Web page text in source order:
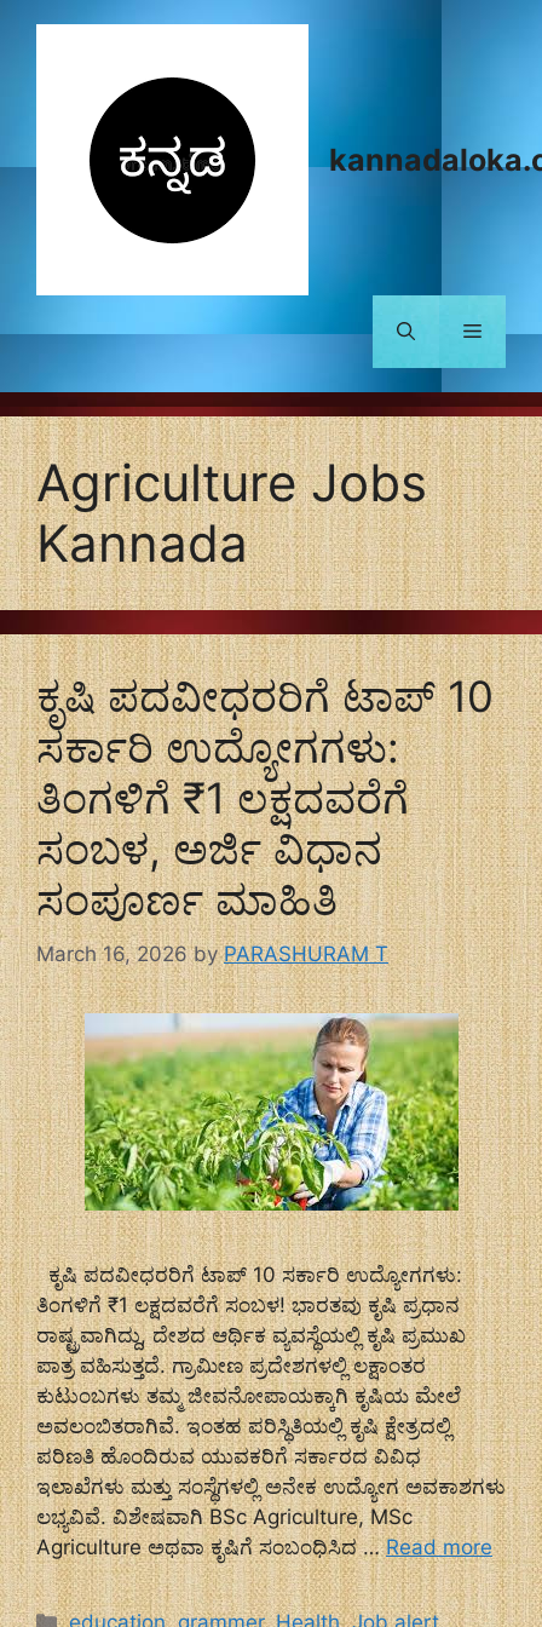
Menu
Agriculture Jobs
Kannada
ಕೃಷಿ ಪದವೀಧರರಿಗೆ ಟಾಪ್ 10
ಸರ್ಕಾರಿ ಉದ್ಯೋಗಗಳು:
ತಿಂಗಳಿಗೆ ₹1 ಲಕ್ಷದವರೆಗೆ
ಸಂಬಳ, ಅರ್ಜಿ ವಿಧಾನ
ಸಂಪೂರ್ಣ ಮಾಹಿತಿ
March 16, 2026 byPARASHURAM T
ಕೃಷಿ ಪದವೀಧರರಿಗೆ ಟಾಪ್ 10 ಸರ್ಕಾರಿ ಉದ್ಯೋಗಗಳು:
ತಿಂಗಳಿಗೆ ₹1 ಲಕ್ಷದವರೆಗೆ ಸಂಬಳ! ಭಾರತವು ಕೃಷಿ ಪ್ರಧಾನ
ರಾಷ್ಟ್ರವಾಗಿದ್ದು, ದೇಶದ ಆರ್ಥಿಕ ವ್ಯವಸ್ಥೆಯಲ್ಲಿ ಕೃಷಿ ಪ್ರಮುಖ
ಪಾತ್ರ ವಹಿಸುತ್ತದೆ. ಗ್ರಾಮೀಣ ಪ್ರದೇಶಗಳಲ್ಲಿ ಲಕ್ಷಾಂತರ
ಕುಟುಂಬಗಳು ತಮ್ಮ ಜೀವನೋಪಾಯಕ್ಕಾಗಿ ಕೃಷಿಯ ಮೇಲೆ
ಅವಲಂಬಿತರಾಗಿವೆ. ಇಂತಹ ಪರಿಸ್ಥಿತಿಯಲ್ಲಿ ಕೃಷಿ ಕ್ಷೇತ್ರದಲ್ಲಿ
ಪರಿಣತಿ ಹೊಂದಿರುವ ಯುವಕರಿಗೆ ಸರ್ಕಾರದ ವಿವಿಧ
ಇಲಾಖೆಗಳು ಮತ್ತು ಸಂಸ್ಥೆಗಳಲ್ಲಿ ಅನೇಕ ಉದ್ಯೋಗ ಅವಕಾಶಗಳು
ಲಭ್ಯವಿವೆ. ವಿಶೇಷವಾಗಿ BSc Agriculture, MSc
Agriculture ಅಥವಾ ಕೃಷಿಗೆ ಸಂಬಂಧಿಸಿದ …Read more
Categories
education,grammer,Health,Job alert,